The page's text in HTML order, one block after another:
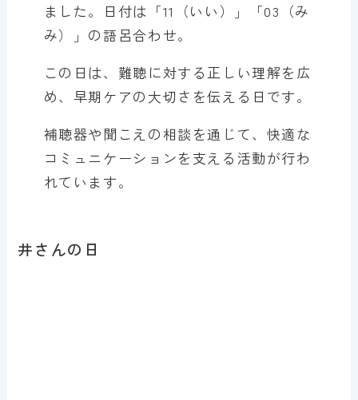
ました。日付は「11（いい）」「03（み
み）」の語呂合わせ。
この日は、難聴に対する正しい理解を広
め、早期ケアの大切さを伝える日です。
補聴器や聞こえの相談を通じて、快適な
コミュニケーションを支える活動が行わ
れています。
井さんの日